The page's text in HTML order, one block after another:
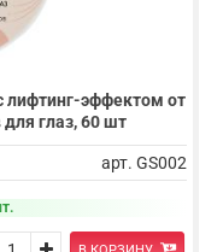
лифтинг-эффектом от
глаз, 60 шт
арт. GS002